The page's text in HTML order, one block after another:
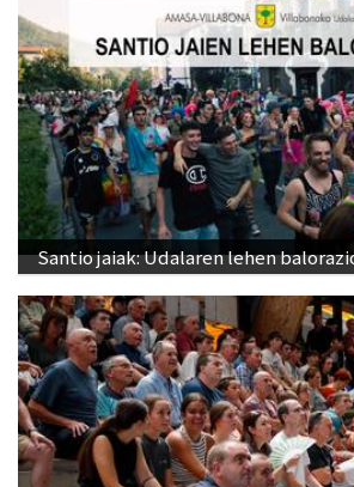
Santio jaiak: Udalaren lehen